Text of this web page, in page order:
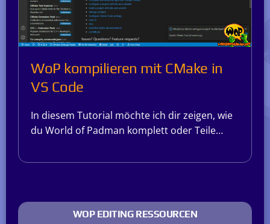
WoP kompilieren mit CMake in
VS Code
In diesem Tutorial möchte ich dir zeigen, wie
du World of Padman komplett oder Teile…
WOP EDITING RESSOURCEN